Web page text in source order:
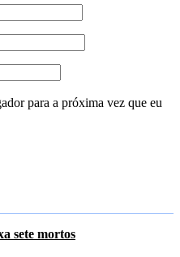
para a próxima vez que eu
sete mortos